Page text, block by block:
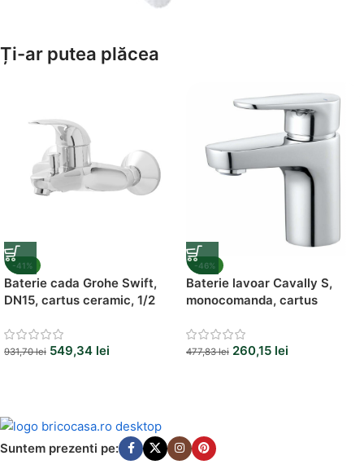
Suporți Hârtie Igenică
Ți-ar putea plăcea
-41%
Baterie cada Grohe Swift,
DN15, cartus ceramic, 1/2
931,70lei 549,34 lei
-46%
Baterie lavoar Cavally S,
monocomanda, cartus
modern
477,83lei 260,15 lei
Suntem prezenti pe: